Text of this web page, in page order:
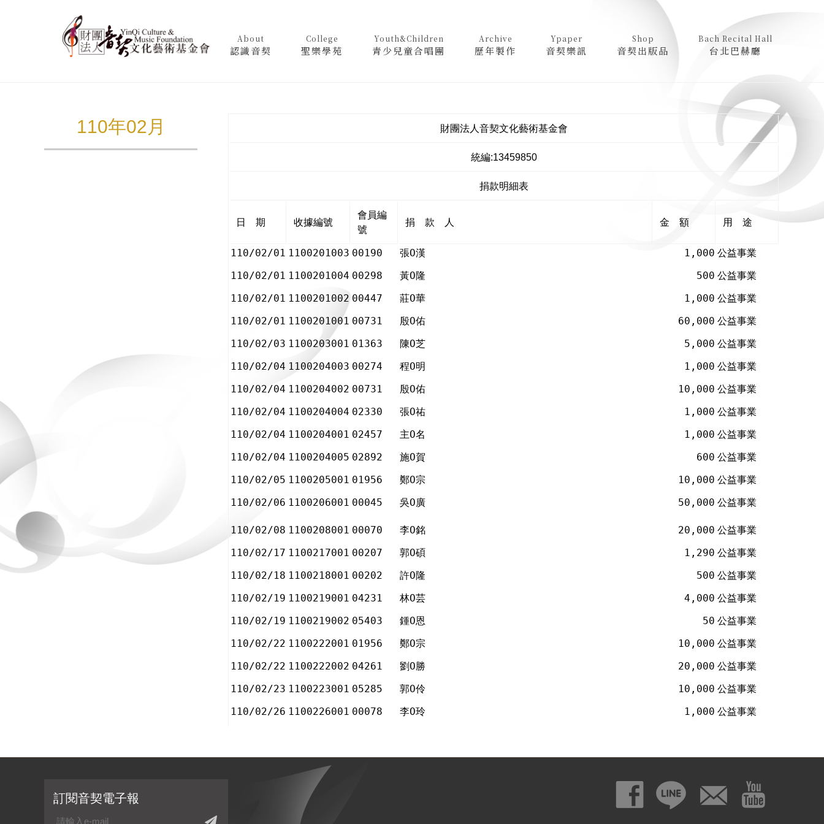
About
認識音契
College
聖樂學苑
Youth&Children
青少兒童合唱團
Archive
歷年製作
Ypaper
音契樂訊
Shop
音契出版品
Bach Recital Hall
台北巴赫廳
110年02月 財團法人音契文化藝術基金會
統編:13459850
捐款明細表
日 期 收據編號
會員編
號
捐 款 人 金 額 用 途
110/02/01 1100201003 00190 張Ο漢 1,000 公益事業
110/02/01 1100201004 00298 黃Ο隆 500 公益事業
110/02/01 1100201002 00447 莊Ο華 1,000 公益事業
110/02/01 1100201001 00731 殷Ο佑 60,000 公益事業
110/02/03 1100203001 01363 陳Ο芝 5,000 公益事業
110/02/04 1100204003 00274 程Ο明 1,000 公益事業
110/02/04 1100204002 00731 殷Ο佑 10,000 公益事業
110/02/04 1100204004 02330 張Ο祐 1,000 公益事業
110/02/04 1100204001 02457 主Ο名 1,000 公益事業
110/02/04 1100204005 02892 施Ο賀 600 公益事業
110/02/05 1100205001 01956 鄭Ο宗 10,000 公益事業
110/02/06 1100206001 00045 吳Ο廣 50,000 公益事業
110/02/08 1100208001 00070 李Ο銘 20,000 公益事業
110/02/17 1100217001 00207 郭Ο碩 1,290 公益事業
110/02/18 1100218001 00202 許Ο隆 500 公益事業
110/02/19 1100219001 04231 林Ο芸 4,000 公益事業
110/02/19 1100219002 05403 鍾Ο恩 50 公益事業
110/02/22 1100222001 01956 鄭Ο宗 10,000 公益事業
110/02/22 1100222002 04261 劉Ο勝 20,000 公益事業
110/02/23 1100223001 05285 郭Ο伶 10,000 公益事業
110/02/26 1100226001 00078 李Ο玲 1,000 公益事業
訂閱音契電子報